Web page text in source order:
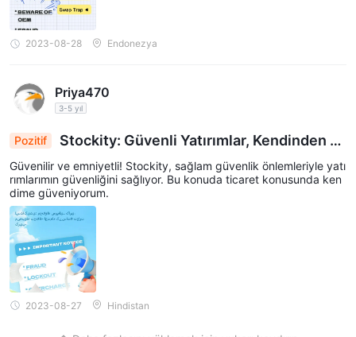
2023-08-28 Endonezya
Priya470
3-5 yıl
Pozitif
Stockity: Güvenli Yatırımlar, Kendinden E
min İşlem İçin Güçlü Koruma
Güvenilir ve emniyetli! Stockity, sağlam güvenlik önlemleriyle yatı
rımlarımın güvenliğini sağlıyor. Bu konuda ticaret konusunda ken
dime güveniyorum.
2023-08-27 Hindistan